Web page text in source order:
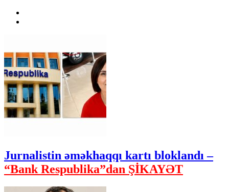
Jurnalistin əməkhaqqı kartı bloklandı –
“Bank Respublika”dan ŞİKAYƏT